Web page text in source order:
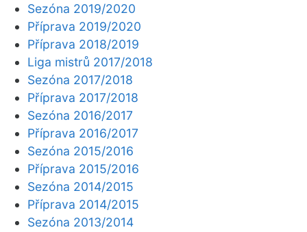
Sezóna 2019/2020
Příprava 2019/2020
Příprava 2018/2019
Liga mistrů 2017/2018
Sezóna 2017/2018
Příprava 2017/2018
Sezóna 2016/2017
Příprava 2016/2017
Sezóna 2015/2016
Příprava 2015/2016
Sezóna 2014/2015
Příprava 2014/2015
Sezóna 2013/2014